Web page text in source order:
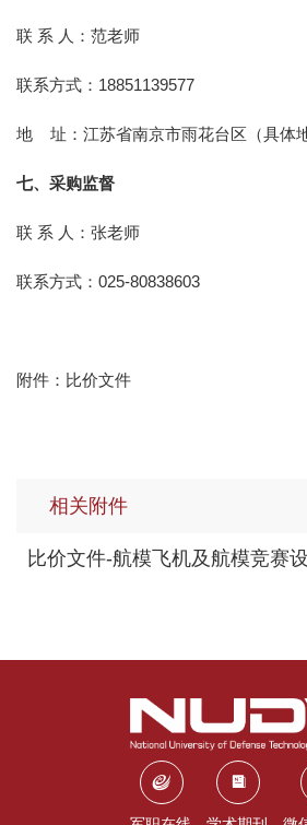
联 系 人：范老师
联系方式：18851139577
地 址：江苏省南京市雨花台区（具体
七、采购监督
联 系 人：张老师
联系方式：025-80838603
附件：比价文件
相关附件
比价文件-航模飞机及航模竞赛